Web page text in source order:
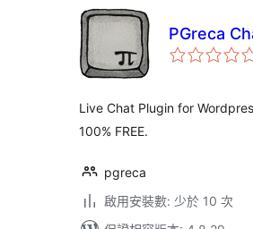
PGreca
Live Chat Plugin for
100% FREE.
pgreca
啟用安裝數: 少於 10 次